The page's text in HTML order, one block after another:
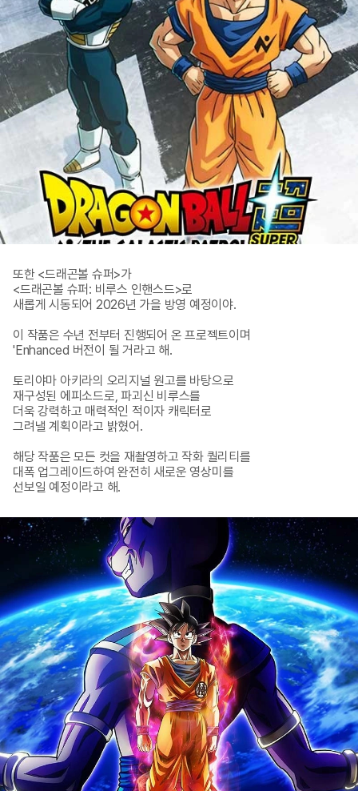
또한 <드래곤볼 슈퍼>가
<드래곤볼 슈퍼: 비루스 인핸스드>로
새롭게 시동되어 2026년 가을 방영 예정이야.
이 작품은 수년 전부터 진행되어 온 프로젝트이며
'Enhanced 버전이 될 거라고 해.
토리야마 아키라의 오리지널 원고를 바탕으로
재구성된 에피소드로, 파괴신 비루스를
더욱 강력하고 매력적인 적이자 캐릭터로
그려낼 계획이라고 밝혔어.
해당 작품은 모든 컷을 재촬영하고 작화 퀄리티를
대폭 업그레이드하여 완전히 새로운 영상미를
선보일 예정이라고 해.